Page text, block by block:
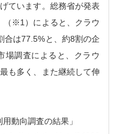
ています。総務省が発表
（※1）によると、クラウ
合は77.5%と、約8割の企
場調査によると、クラウ
も多く、また継続して伸
動向調査の結果」